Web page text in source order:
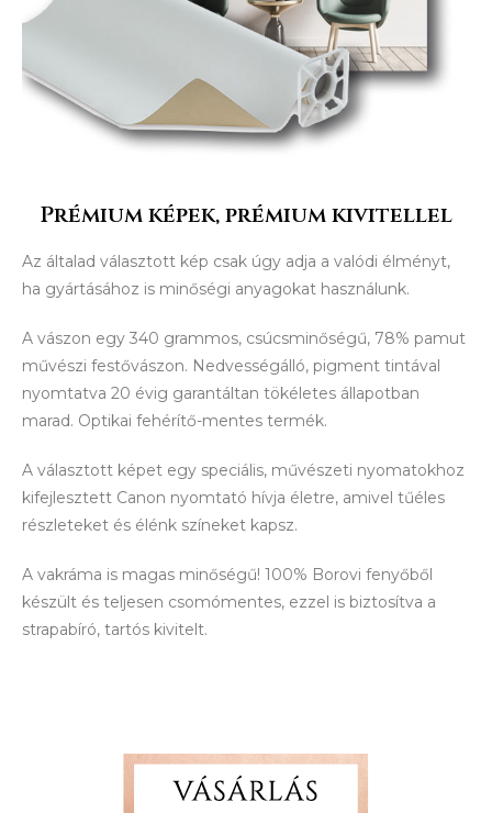
Prémium képek, prémium kivitellel
Az általad választott kép csak úgy adja a valódi élményt,
ha gyártásához is minőségi anyagokat használunk.
A vászon egy 340 grammos, csúcsminőségű, 78% pamut
művészi festővászon. Nedvességálló, pigment tintával
nyomtatva 20 évig garantáltan tökéletes állapotban
marad. Optikai fehérítő-mentes termék.
A választott képet egy speciális, művészeti nyomatokhoz
kifejlesztett Canon nyomtató hívja életre, amivel tűéles
részleteket és élénk színeket kapsz.
A vakráma is magas minőségű! 100% Borovi fenyőből
készült és teljesen csomómentes, ezzel is biztosítva a
strapabíró, tartós kivitelt.